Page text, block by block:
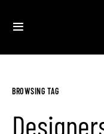
BROWSING TAG